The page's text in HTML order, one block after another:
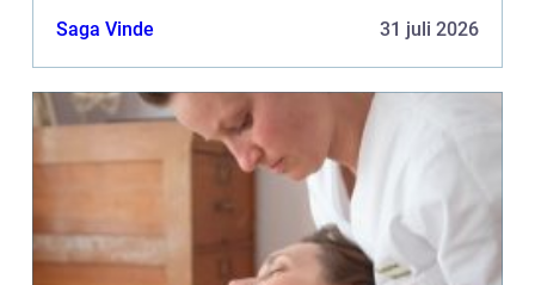
Saga Vinde 31 juli 2026